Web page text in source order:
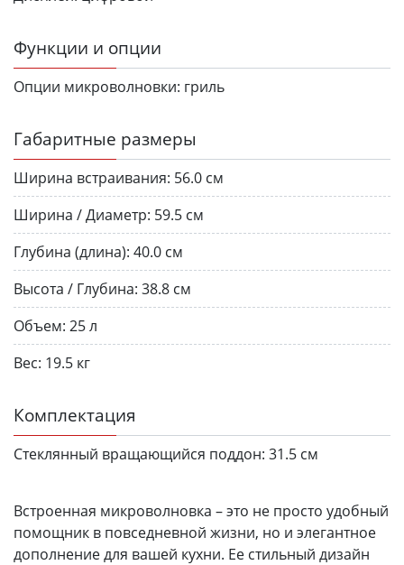
Функции и опции
Опции микроволновки: гриль
Габаритные размеры
Ширина встраивания: 56.0 см
Ширина / Диаметр: 59.5 см
Глубина (длина): 40.0 см
Высота / Глубина: 38.8 см
Объем: 25 л
Вес: 19.5 кг
Комплектация
Стеклянный вращающийся поддон: 31.5 см
Встроенная микроволновка – это не просто удобный
помощник в повседневной жизни, но и элегантное
дополнение для вашей кухни. Ее стильный дизайн